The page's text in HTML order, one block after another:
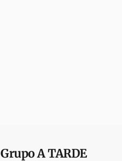
GrupoA TARDE